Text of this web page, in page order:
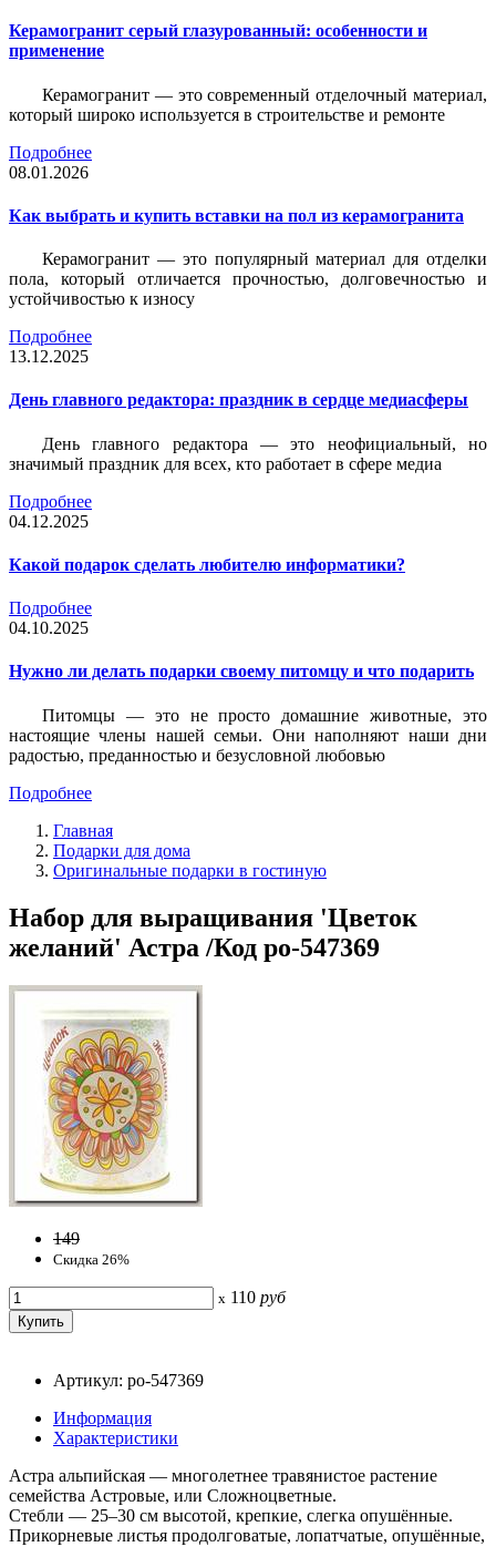
Керамогранит серый глазурованный: особенности и
применение
Керамогранит — это современный отделочный материал,
который широко используется в строительстве и ремонте
Подробнее
08.01.2026
Как выбрать и купить вставки на пол из керамогранита
Керамогранит — это популярный материал для отделки
пола, который отличается прочностью, долговечностью и
устойчивостью к износу
Подробнее
13.12.2025
День главного редактора: праздник в сердце медиасферы
День главного редактора — это неофициальный, но
значимый праздник для всех, кто работает в сфере медиа
Подробнее
04.12.2025
Какой подарок сделать любителю информатики?
Подробнее
04.10.2025
Нужно ли делать подарки своему питомцу и что подарить
Питомцы — это не просто домашние животные, это
настоящие члены нашей семьи. Они наполняют наши дни
радостью, преданностью и безусловной любовью
Подробнее
Главная
Подарки для дома
Оригинальные подарки в гостиную
Набор для выращивания 'Цветок
желаний' Астра /Код po-547369
149
Скидка 26%
x 110 руб
Артикул: po-547369
Информация
Характеристики
Астра альпийская — многолетнее травянистое растение
семейства Астровые, или Сложноцветные.
Стебли — 25–30 см высотой, крепкие, слегка опушённые.
Прикорневые листья продолговатые, лопатчатые, опушённые,